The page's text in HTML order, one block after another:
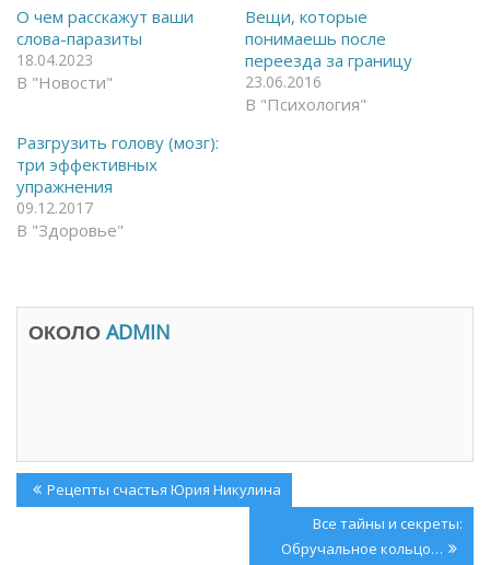
а
F
a
c
e
b
(
О
т
к
р
ы
в
а
в
н
о
с
я
в
l
a
m
(
О
т
р
ы
с
я
в
е
О чем расскажут ваши
слова-паразиты
18.04.2023
В "Новости"
Вещи, которые
понимаешь после
переезда за границу
23.06.2016
В "Психология"
Разгрузить голову (мозг):
три эффективных
упражнения
09.12.2017
В "Здоровье"
ОКОЛО ADMIN
Навигация
по
Previous
Рецепты счастья Юрия Никулина
Next
Post:
Все тайны и секреты:
Обручальное кольцо…